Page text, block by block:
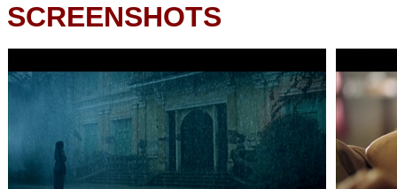
SCREENSHOTS